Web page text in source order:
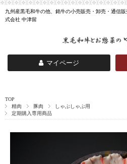
九州産黒毛和牛の他、銘牛の小売販売・卸売・通信
式会社 中津留
マイページ
TOP
精肉
豚肉
しゃぶしゃぶ用
定期購入専用商品